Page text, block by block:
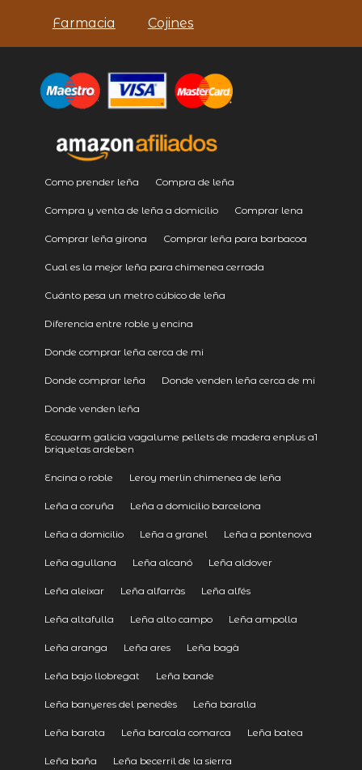
Farmacia Cojines
Como prender leña Compra de leña
Compra y venta de leña a domicilio Comprar lena
Comprar leña girona Comprar leña para barbacoa
Cual es la mejor leña para chimenea cerrada
Cuánto pesa un metro cúbico de leña
Diferencia entre roble y encina
Donde comprar leña cerca de mi
Donde comprar leña Donde venden leña cerca de mi
Donde venden leña
Ecowarm galicia vagalume pellets de madera enplus a1
briquetas ardeben
Encina o roble Leroy merlin chimenea de leña
Leña a coruña Leña a domicilio barcelona
Leña a domicilio Leña a granel Leña a pontenova
Leña agullana Leña alcanó Leña aldover
Leña aleixar Leña alfarràs Leña alfés
Leña altafulla Leña alto campo Leña ampolla
Leña aranga Leña ares Leña bagà
Leña bajo llobregat Leña bande
Leña banyeres del penedès Leña baralla
Leña barata Leña barcala comarca Leña batea
Leña baña Leña becerril de la sierra